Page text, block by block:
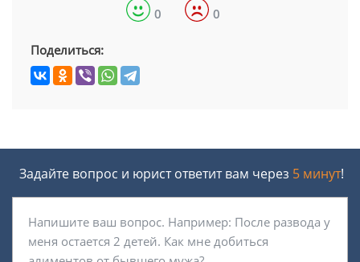
0 0
Поделиться:
Задайте вопрос и юрист ответит вам через 5 минут!